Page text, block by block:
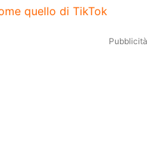
quello di TikTok
Pubblicità